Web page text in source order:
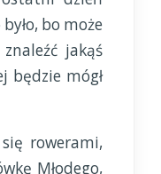
bo może
jakąś
będzie mógł
rowerami,
Młodego,